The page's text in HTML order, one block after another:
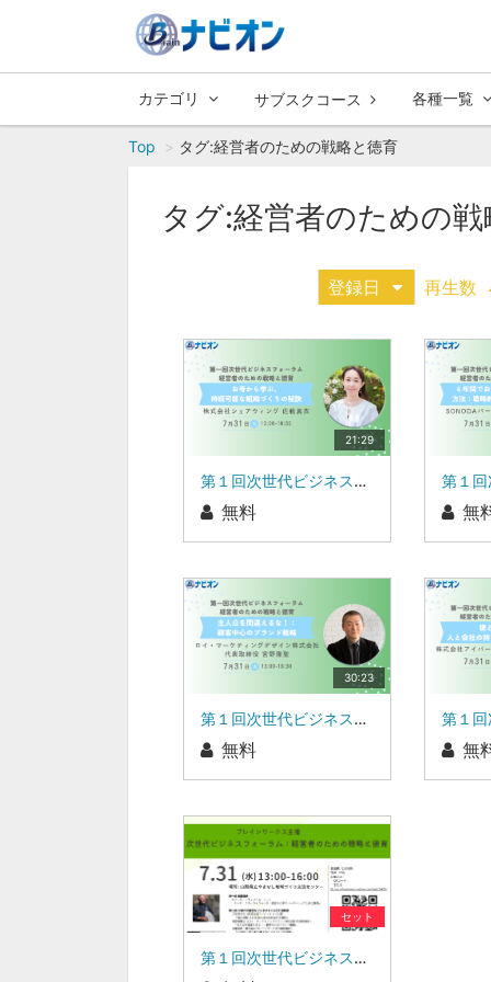
カテゴリ サブスクコース 各種一覧
Top タグ:経営者のための戦略と徳育
タグ:経営者のための
登録日 再生数
21:29
第１回次世代ビジネスフォーラム 経営者のための戦略と徳育お寺から学ぶ、持続可能な組織づくりの秘訣株式会社シェアウィング 佐藤 真衣 氏
無料 無
30:23
第１回次世代ビジネスフォーラム 経営者のための戦略と徳育「主人公を間違えるな！：顧客中心のブランド戦略」ロイ・マーケティングデザイン株式会社 代表取締役 宮野 隆聖 氏
無料 無
セット
第１回次世代ビジネスフォーラム 経営者のための戦略と徳育